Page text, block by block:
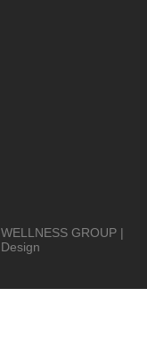
GROUP |